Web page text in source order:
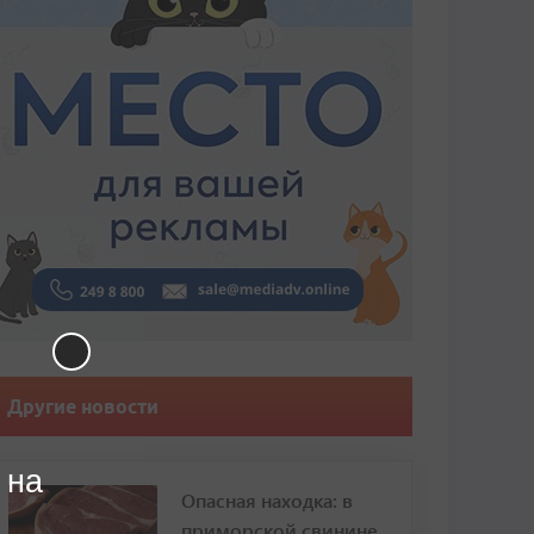
Другие новости
Опасная находка: в